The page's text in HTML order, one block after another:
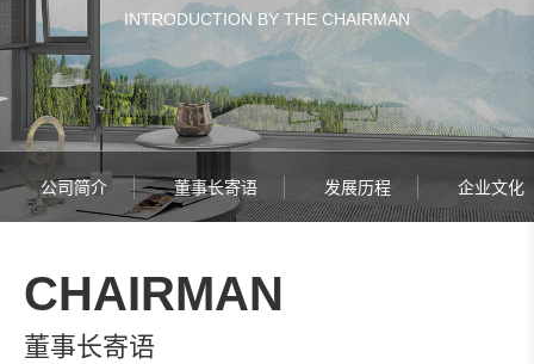
INTRODUCTION BY THE CHAIRMAN
公司简介 董事长寄语 发展历程 企业文化
CHAIRMAN
董事长寄语